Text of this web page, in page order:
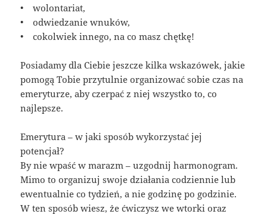
• wolontariat,
• odwiedzanie wnuków,
• cokolwiek innego, na co masz chętkę!
Posiadamy dla Ciebie jeszcze kilka wskazówek, jakie
pomogą Tobie przytulnie organizować sobie czas na
emeryturze, aby czerpać z niej wszystko to, co
najlepsze.
Emerytura – w jaki sposób wykorzystać jej
potencjał?
By nie wpaść w marazm – uzgodnij harmonogram.
Mimo to organizuj swoje działania codziennie lub
ewentualnie co tydzień, a nie godzinę po godzinie.
W ten sposób wiesz, że ćwiczysz we wtorki oraz